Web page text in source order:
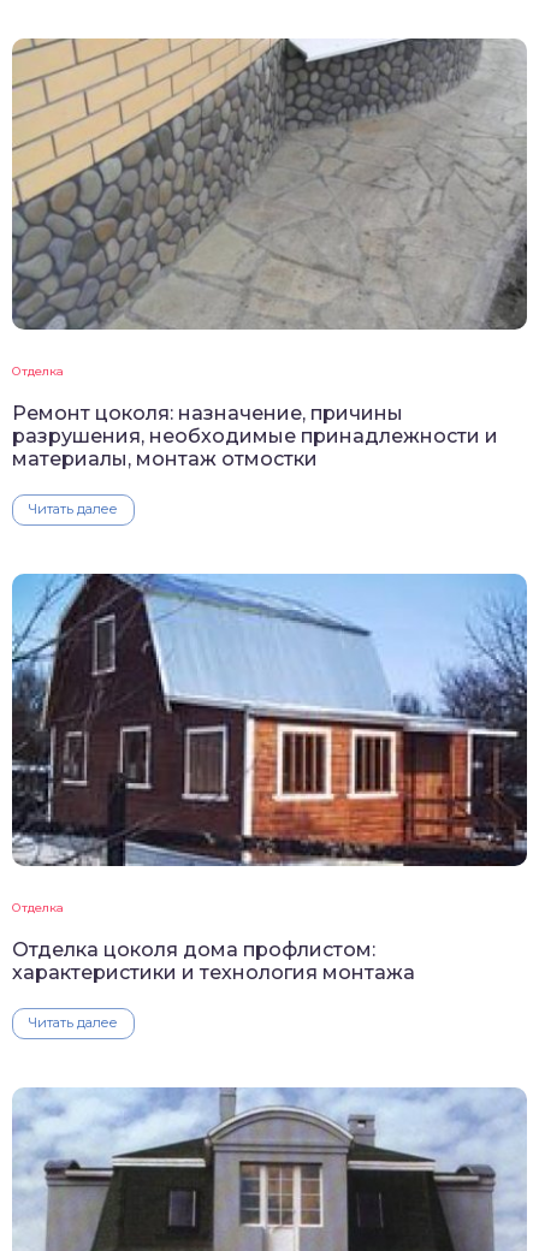
Отделка
Ремонт цоколя: назначение, причины
разрушения, необходимые принадлежности и
материалы, монтаж отмостки
Читать далее
Отделка
Отделка цоколя дома профлистом:
характеристики и технология монтажа
Читать далее